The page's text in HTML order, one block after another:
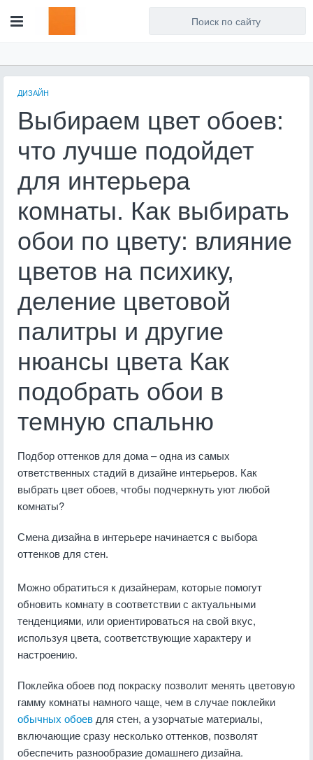
ДИЗАЙН
Выбираем цвет обоев:
что лучше подойдет
для интерьера
комнаты. Как выбирать
обои по цвету: влияние
цветов на психику,
деление цветовой
палитры и другие
нюансы цвета Как
подобрать обои в
темную спальню
Подбор оттенков для дома – одна из самых
ответственных стадий в дизайне интерьеров. Как
выбрать цвет обоев, чтобы подчеркнуть уют любой
комнаты?
Смена дизайна в интерьере начинается с выбора
оттенков для стен.
Можно обратиться к дизайнерам, которые помогут
обновить комнату в соответствии с актуальными
тенденциями, или ориентироваться на свой вкус,
используя цвета, соответствующие характеру и
настроению.
Поклейка обоев под покраску позволит менять цветовую
гамму комнаты намного чаще, чем в случае поклейки
обычных обоев для стен, а узорчатые материалы,
включающие сразу несколько оттенков, позволят
обеспечить разнообразие домашнего дизайна.
Для любых предложений по
сайту: artist71@cp9.ru